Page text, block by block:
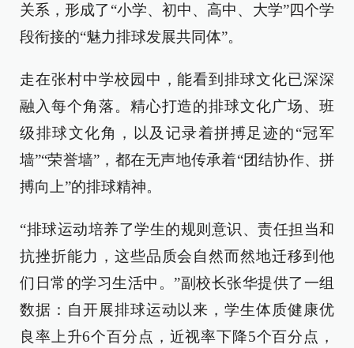
关系，形成了“小学、初中、高中、大学”四个学
段衔接的“魅力排球发展共同体”。
走在张村中学校园中，能看到排球文化已深深
融入每个角落。精心打造的排球文化广场、班
级排球文化角，以及记录着拼搏足迹的“冠军
墙”“荣誉墙”，都在无声地传承着“团结协作、拼
搏向上”的排球精神。
“排球运动培养了学生的规则意识、责任担当和
抗挫折能力，这些品质会自然而然地迁移到他
们日常的学习生活中。”副校长张华提供了一组
数据：自开展排球运动以来，学生体质健康优
良率上升6个百分点，近视率下降5个百分点，